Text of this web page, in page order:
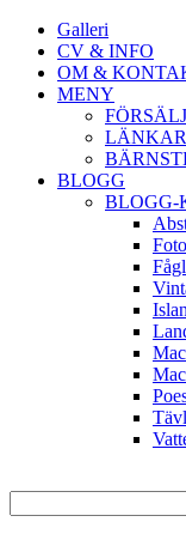
Galleri
CV & INFO
OM &
MENY
LÄNKAR
BLOGG
BLOGG-